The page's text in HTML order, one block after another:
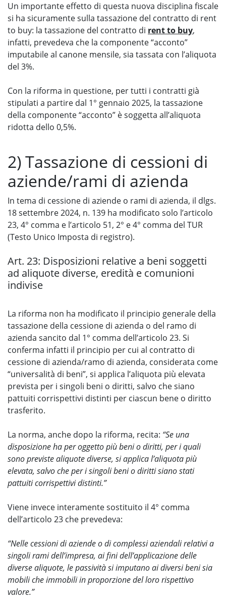
Un importante effetto di questa nuova disciplina fiscale
si ha sicuramente sulla tassazione del contratto di rent
to buy: la tassazione del contratto di rent to buy,
infatti, prevedeva che la componente “acconto”
imputabile al canone mensile, sia tassata con l’aliquota
del 3%.
Con la riforma in questione, per tutti i contratti già
stipulati a partire dal 1° gennaio 2025, la tassazione
della componente “acconto” è soggetta all’aliquota
ridotta dello 0,5%.
2) Tassazione di cessioni di
aziende/rami di azienda
In tema di cessione di aziende o rami di azienda, il dlgs.
18 settembre 2024, n. 139 ha modificato solo l’articolo
23, 4° comma e l’articolo 51, 2° e 4° comma del TUR
(Testo Unico Imposta di registro).
Art. 23: Disposizioni relative a beni soggetti
ad aliquote diverse, eredità e comunioni
indivise
La riforma non ha modificato il principio generale della
tassazione della cessione di azienda o del ramo di
azienda sancito dal 1° comma dell’articolo 23. Si
conferma infatti il principio per cui al contratto di
cessione di azienda/ramo di azienda, considerata come
“universalità di beni”, si applica l’aliquota più elevata
prevista per i singoli beni o diritti, salvo che siano
pattuiti corrispettivi distinti per ciascun bene o diritto
trasferito.
La norma, anche dopo la riforma, recita: “Se una
disposizione ha per oggetto più beni o diritti, per i quali
sono previste aliquote diverse, si applica l’aliquota più
elevata, salvo che per i singoli beni o diritti siano stati
pattuiti corrispettivi distinti.”
Viene invece interamente sostituito il 4° comma
dell’articolo 23 che prevedeva:
“Nelle cessioni di aziende o di complessi aziendali relativi a
singoli rami dell’impresa, ai fini dell’applicazione delle
diverse aliquote, le passività si imputano ai diversi beni sia
mobili che immobili in proporzione del loro rispettivo
valore.”